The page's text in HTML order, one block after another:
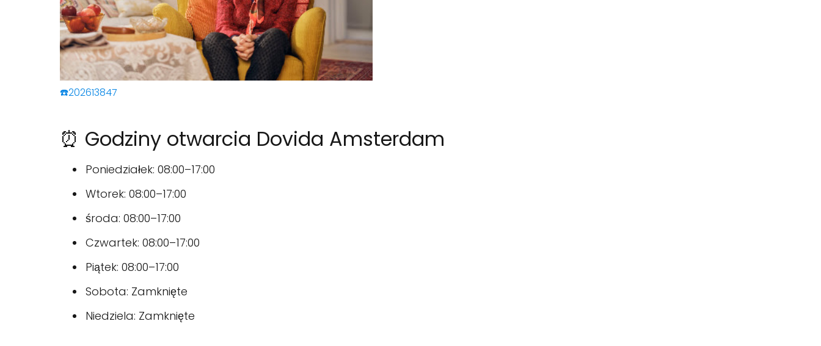
☎️202613847
⏰ Godziny otwarcia Dovida Amsterdam
Poniedziałek: 08:00–17:00
Wtorek: 08:00–17:00
środa: 08:00–17:00
Czwartek: 08:00–17:00
Piątek: 08:00–17:00
Sobota: Zamknięte
Niedziela: Zamknięte